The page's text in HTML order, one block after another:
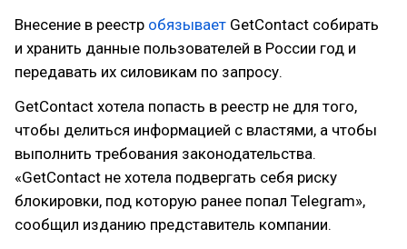
Внесение в реестр обязывает GetContact собирать
и хранить данные пользователей в России год и
передавать их силовикам по запросу.
GetContact хотела попасть в реестр не для того,
чтобы делиться информацией с властями, а чтобы
выполнить требования законодательства.
«GetContact не хотела подвергать себя риску
блокировки, под которую ранее попал Telegram»,
сообщил изданию представитель компании.